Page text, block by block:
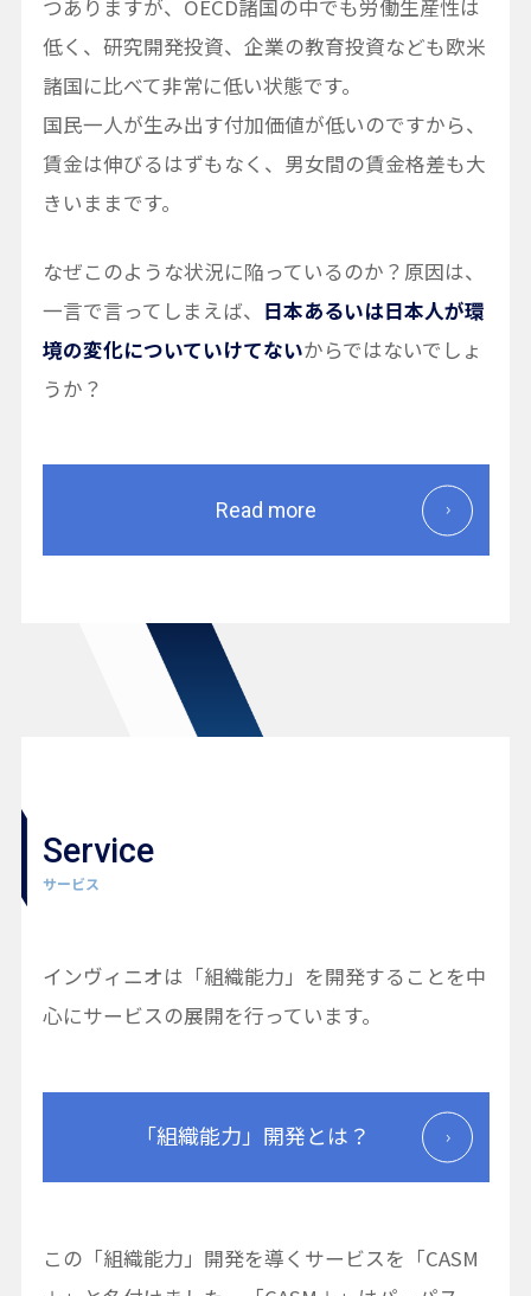
つありますが、OECD諸国の中でも労働生産性は
低く、研究開発投資、企業の教育投資なども欧米
諸国に比べて非常に低い状態です。
国民一人が生み出す付加価値が低いのですから、
賃金は伸びるはずもなく、男女間の賃金格差も大
きいままです。
なぜこのような状況に陥っているのか？原因は、
一言で言ってしまえば、 日本あるいは日本人が環
境の変化についていけてないからではないでしょ
うか？
Read more
Service
サービス
インヴィニオは「組織能力」を開発することを中
心にサービスの展開を行っています。
「組織能力」開発とは？
この「組織能力」開発を導くサービスを「CASM